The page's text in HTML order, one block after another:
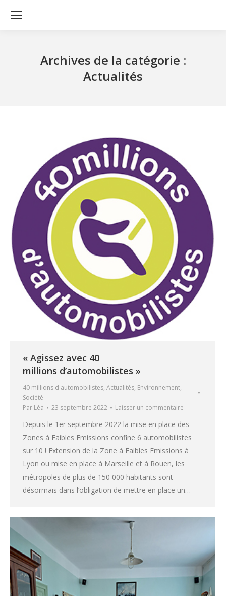
Archives de la catégorie :
Actualités
« Agissez avec 40
millions d’automobilistes »
40 millions d'automobilistes, Actualités, Environnement,
Société
Par Léa 23 septembre 2022 Laisser un commentaire
Depuis le 1er septembre 2022 la mise en place des
Zones à Faibles Emissions confine 6 automobilistes
sur 10 ! Extension de la Zone à Faibles Emissions à
Lyon ou mise en place à Marseille et à Rouen, les
métropoles de plus de 150 000 habitants sont
désormais dans l’obligation de mettre en place un…